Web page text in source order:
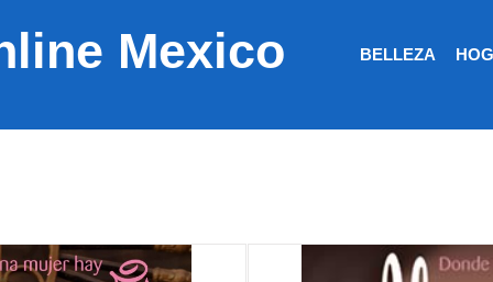
Mexico BELLEZA